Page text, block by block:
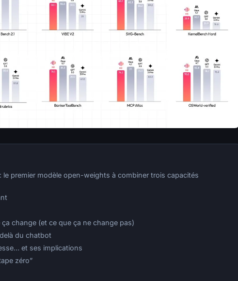
le premier modèle open-weights à combiner trois capacités
change (et ce que ça ne change pas)
du chatbot
et ses implications
zéro”